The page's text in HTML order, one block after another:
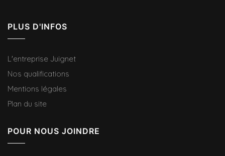
PLUS D'INFOS
L'entreprise Juignet
Nos qualifications
Mentions légales
Plan du site
POUR NOUS JOINDRE